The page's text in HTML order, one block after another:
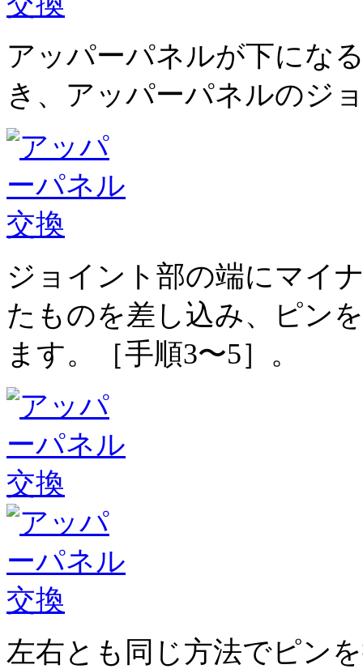
アッパーパネルが下にな
き、アッパーパネルのジ
ジョイント部の端にマイ
たものを差し込み、ピン
ます。［手順3〜5］。
左右とも同じ方法でピン